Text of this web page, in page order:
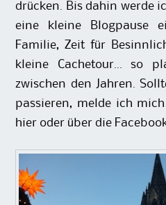
drücken. Bis dahin werde
eine kleine Blogpause
Familie, Zeit für
kleine Cachetour… so
zwischen den Jahren.
passieren, melde ich
hier oder über die